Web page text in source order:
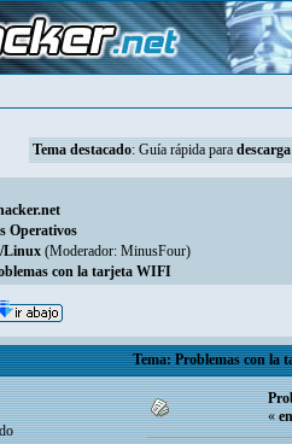
Tema destacado: Guía rápida para
Operativos
Linux (Moderador: MinusFour)
con la tarjeta WIFI
Tema: Problemas con la
«